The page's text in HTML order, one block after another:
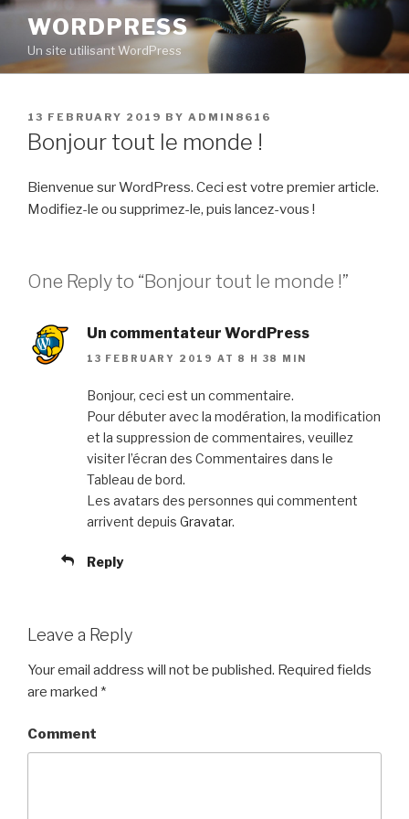
Skip
content
WORDPRESS
Un site utilisant WordPress
POSTED
ON
13 FEBRUARY 2019 BY ADMIN8616
Bonjour tout le monde !
Bienvenue sur WordPress. Ceci est votre premier article.
Modifiez-le ou supprimez-le, puis lancez-vous !
One Reply to “Bonjour tout le monde !”
Un commentateur WordPress
13 FEBRUARY 2019 AT 8 H 38 MIN
Bonjour, ceci est un commentaire.
Pour débuter avec la modération, la modification
et la suppression de commentaires, veuillez
visiter l’écran des Commentaires dans le
Tableau de bord.
Les avatars des personnes qui commentent
arrivent depuis Gravatar.
Reply
Leave a Reply
Your email address will not be published. Required fields
are marked *
Comment